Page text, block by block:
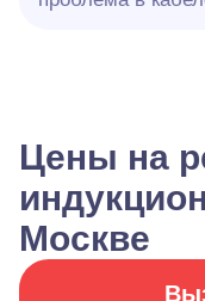
Цены на
Москве